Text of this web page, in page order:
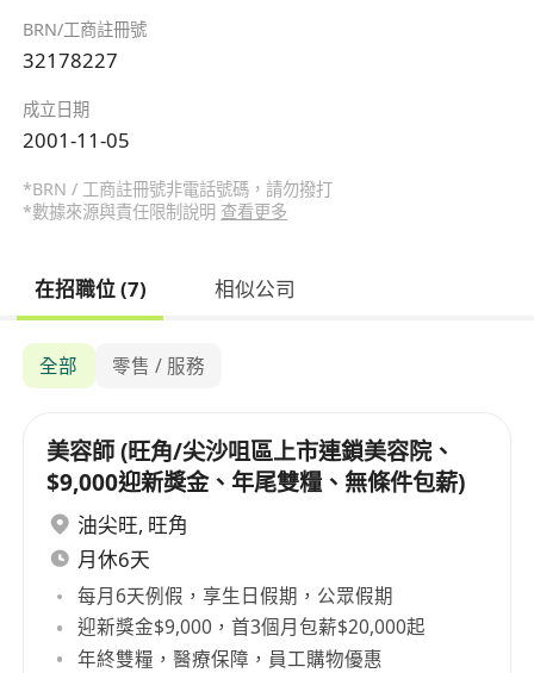
BRN/工商註冊號
32178227
成立日期
2001-11-05
*BRN / 工商註冊號非電話號碼，請勿撥打
*數據來源與責任限制說明 查看更多
在招職位 (7) 相似公司
全部 零售 / 服務
美容師 (旺角/尖沙咀區上市連鎖美容院、
$9,000迎新獎金、年尾雙糧、無條件包薪)
油尖旺, 旺角
月休6天
每月6天例假，享生日假期，公眾假期
迎新獎金$9,000，首3個月包薪$20,000起
年終雙糧，醫療保障，員工購物優惠